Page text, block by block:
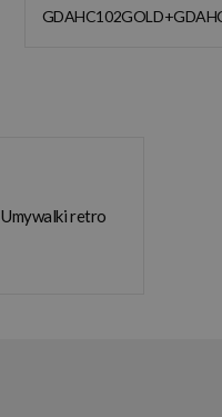
Umywalki retro